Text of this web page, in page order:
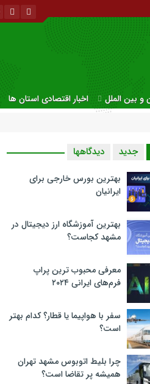
و بین الملل اخبار اقتصادی استان ها
جدید دیدگاهها
بهترین بورس خارجی برای
ایرانیان
بهترین آموزشگاه ارز دیجیتال در
مشهد کجاست؟
معرفی محبوب ترین پراپ
فرم‌های ایرانی ۲۰۲۴
سفر با هواپیما یا قطار؟ کدام بهتر
است؟
چرا بلیط اتوبوس مشهد تهران
همیشه پر تقاضا است؟